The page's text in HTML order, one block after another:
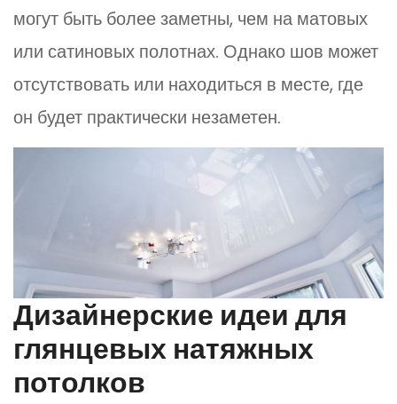
могут быть более заметны, чем на матовых
или сатиновых полотнах. Однако шов может
отсутствовать или находиться в месте, где
он будет практически незаметен.
Дизайнерские идеи для
глянцевых натяжных
потолков